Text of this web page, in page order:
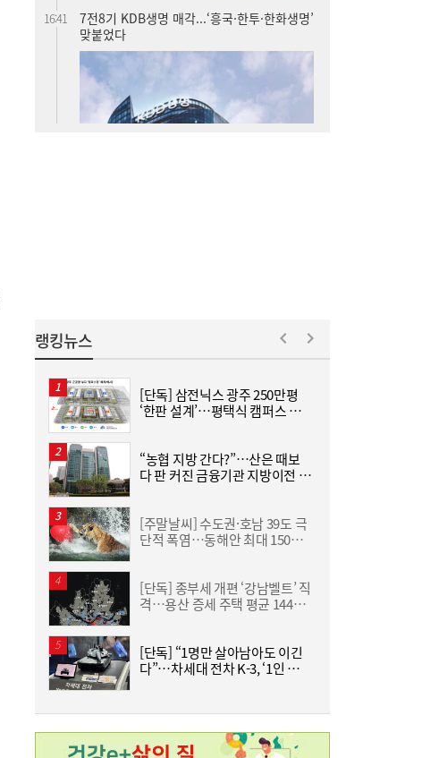
16:41
7전8기 KDB생명 매각...‘흥국·한투·한화생명’
맞붙었다
16:18
“누가 되든 한쪽은 공천 학살”…선 넘은 ‘석
청대전’, 분당 역사까지 소환했다
16:17
코스피 약보합 마감…반도체 혼조세에도 기
관 순매수로 낙폭 제한 [마감시황]
랭킹뉴스
[단독] 삼전닉스 광주 250만평
‘한판 설계’…평택식 캠퍼스 들
“농협 지방 간다?”…산은 때보
다 판 커진 금융기관 지방이전 논
[주말날씨] 수도권·호남 39도 극
단적 폭염…동해안 최대 150㎜
[단독] 종부세 개편 ‘강남벨트’ 직
격…용산 증세 주택 평균 1449
[단독] “1명만 살아남아도 이긴
다”…차세대 전차 K-3, ‘1인 교전